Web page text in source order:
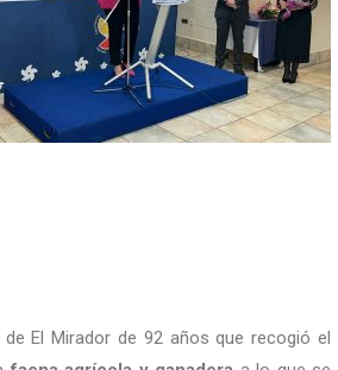
de El Mirador de 92 años que recogió el